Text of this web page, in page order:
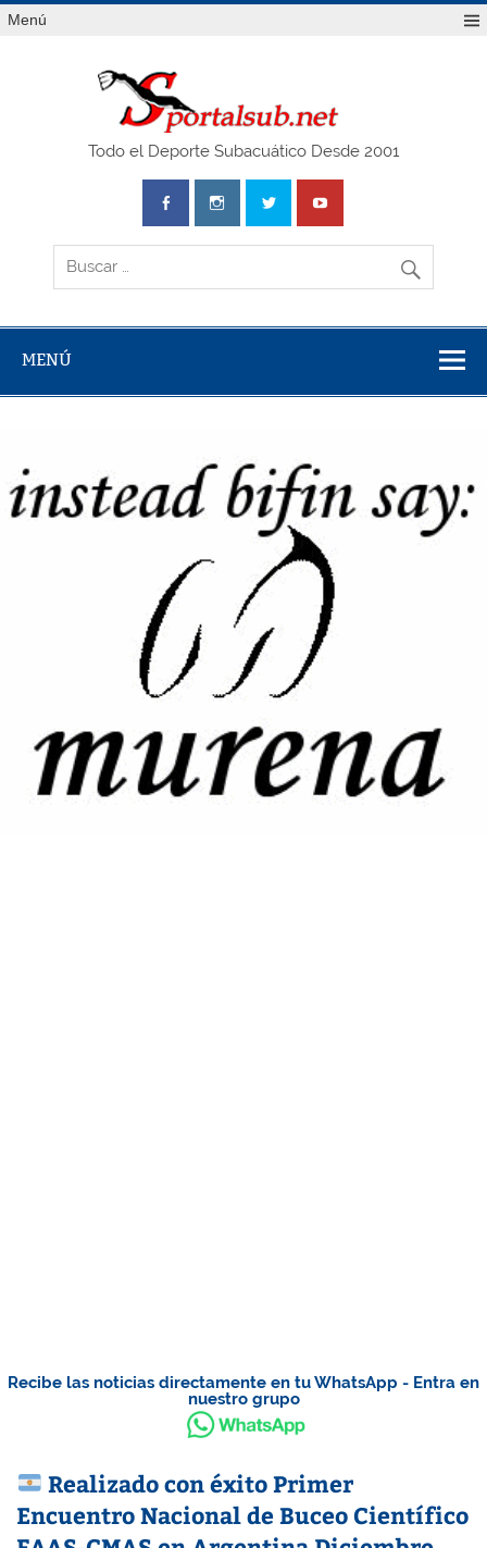
Saltar
alMenú
Todo el Deporte Subacuático Desde 2001
MENÚ
Recibe las noticias directamente en tu WhatsApp - Entra en
nuestro grupo
Realizado con éxito Primer
Encuentro Nacional de Buceo Científico